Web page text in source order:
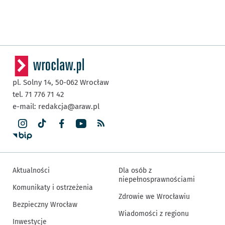
pl. Solny 14, 50-062 Wrocław
tel. 71 776 71 42
e-mail: redakcja@araw.pl
Aktualności
Komunikaty i ostrzeżenia
Bezpieczny Wrocław
Inwestycje
Dla osób z
niepełnosprawnościami
Zdrowie we Wrocławiu
Wiadomości z regionu